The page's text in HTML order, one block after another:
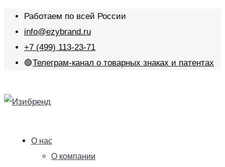
Работаем по всей России
info@ezybrand.ru
+7 (499) 113-23-71
🟢Телеграм-канал о товарных знаках и патентах
О нас
О компании